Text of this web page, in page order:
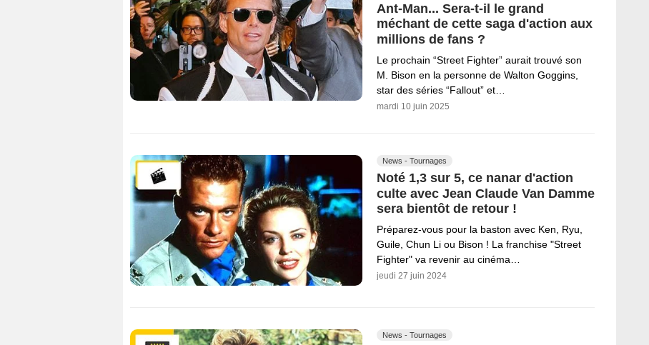
Ant-Man... Sera-t-il le grand
méchant de cette saga d'action aux
millions de fans ?
Le prochain “Street Fighter” aurait trouvé son
M. Bison en la personne de Walton Goggins,
star des séries “Fallout” et…
mardi 10 juin 2025
News - Tournages
Noté 1,3 sur 5, ce nanar d'action
culte avec Jean Claude Van Damme
sera bientôt de retour !
Préparez-vous pour la baston avec Ken, Ryu,
Guile, Chun Li ou Bison ! La franchise "Street
Fighter" va revenir au cinéma…
jeudi 27 juin 2024
News - Tournages